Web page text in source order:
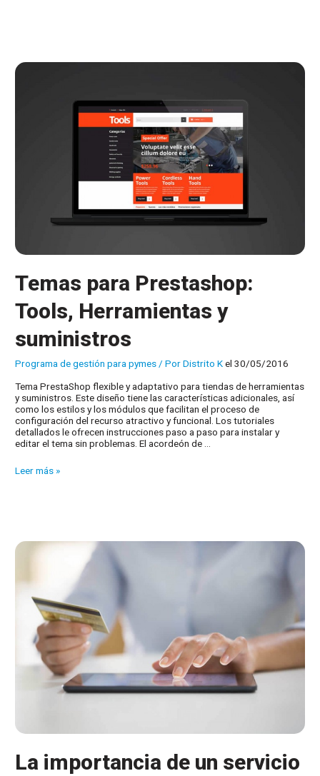
Temas para Prestashop:
Tools, Herramientas y
suministros
Programa de gestión para pymes/ PorDistrito Kel 30/05/2016
Tema PrestaShop flexible y adaptativo para tiendas de herramientas
y suministros. Este diseño tiene las características adicionales, así
como los estilos y los módulos que facilitan el proceso de
configuración del recurso atractivo y funcional. Los tutoriales
detallados le ofrecen instrucciones paso a paso para instalar y
editar el tema sin problemas. El acordeón de …
Temas
Leer más »
La importancia de un servicio